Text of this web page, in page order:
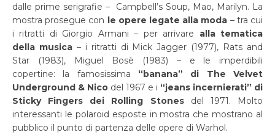
dalle prime serigrafie – Campbell’s Soup, Mao, Marilyn. La
mostra prosegue con le opere legate alla moda – tra cui
i ritratti di Giorgio Armani – per arrivare alla tematica
della musica– i ritratti di Mick Jagger (1977), Rats and
Star (1983), Miguel Bosè (1983) – e le imperdibili
copertine: la famosissima “banana” di The Velvet
Underground & Nico del 1967 e i “jeans incernierati” di
Sticky Fingers dei Rolling Stonesdel 1971. Molto
interessanti le polaroid esposte in mostra che mostrano al
pubblico il punto di partenza delle opere di Warhol.